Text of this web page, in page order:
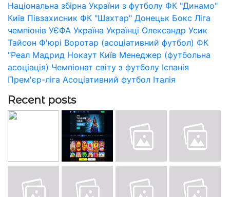
Національна збірна України з футболу ФК "Динамо"
Київ Півзахисник ФК "Шахтар" Донецьк Бокс Ліга
чемпіонів УЄФА Україна Українці Олександр Усик
Тайсон Ф'юрі Воротар (асоціативний футбол) ФК
"Реал Мадрид Нокаут Київ Менеджер (футбольна
асоціація) Чемпіонат світу з футболу Іспанія
Прем'єр-ліга Асоціативний футбол Італія
Recent posts